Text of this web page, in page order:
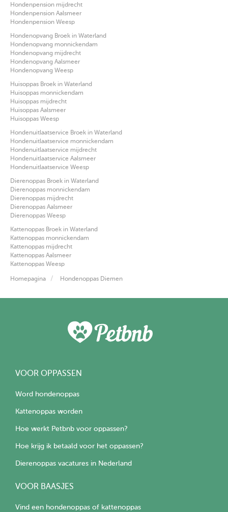
Hondenpension mijdrecht
Hondenpension Aalsmeer
Hondenpension Weesp
Hondenopvang Broek in Waterland
Hondenopvang monnickendam
Hondenopvang mijdrecht
Hondenopvang Aalsmeer
Hondenopvang Weesp
Huisoppas Broek in Waterland
Huisoppas monnickendam
Huisoppas mijdrecht
Huisoppas Aalsmeer
Huisoppas Weesp
Hondenuitlaatservice Broek in Waterland
Hondenuitlaatservice monnickendam
Hondenuitlaatservice mijdrecht
Hondenuitlaatservice Aalsmeer
Hondenuitlaatservice Weesp
Dierenoppas Broek in Waterland
Dierenoppas monnickendam
Dierenoppas mijdrecht
Dierenoppas Aalsmeer
Dierenoppas Weesp
Kattenoppas Broek in Waterland
Kattenoppas monnickendam
Kattenoppas mijdrecht
Kattenoppas Aalsmeer
Kattenoppas Weesp
Homepagina Hondenoppas Diemen
VOOR OPPASSEN
Word hondenoppas
Kattenoppas worden
Hoe werkt Petbnb voor oppassen?
Hoe krijg ik betaald voor het oppassen?
Dierenoppas vacatures in Nederland
VOOR BAASJES
Vind een hondenoppas of kattenoppas